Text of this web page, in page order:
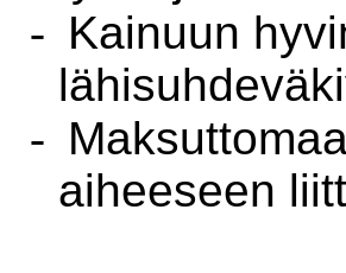
- Kainuun
-
aiheeseen